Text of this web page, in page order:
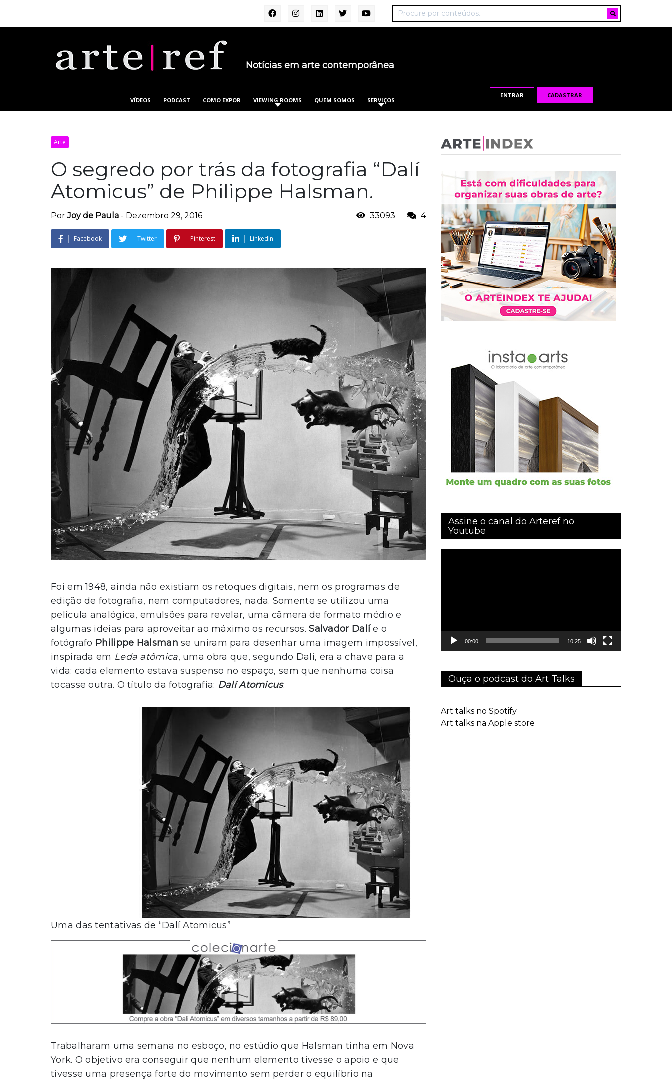
Notícias em arte contemporânea
VÍDEOS PODCAST COMO EXPOR VIEWING ROOMS QUEM SOMOS SERVIÇOS
ENTRAR CADASTRAR
Arte
O segredo por trás da fotografia “Dalí
Atomicus” de Philippe Halsman.
PorJoy de Paula - Dezembro 29, 2016 33093 4
Facebook Twitter Pinterest LinkedIn
Foi em 1948, ainda não existiam os retoques digitais, nem os programas de
edição de fotografia, nem computadores, nada. Somente se utilizou uma
película analógica, emulsões para revelar, uma câmera de formato médio e
algumas ideias para aproveitar ao máximo os recursos.Salvador Dalíe o
fotógrafo Philippe Halsman se uniram para desenhar uma imagem impossível,
inspirada em Leda atômica, uma obra que, segundo Dalí, era a chave para a
vida: cada elemento estava suspenso no espaço, sem que nenhuma coisa
tocasse outra. O título da fotografia: Dalí Atomicus.
Uma das tentativas de “Dalí Atomicus”
Trabalharam uma semana no esboço, no estúdio que Halsman tinha em Nova
York. O objetivo era conseguir que nenhum elemento tivesse o apoio e que
tivesse uma presença forte do movimento sem perder o equilíbrio na
Assine o canal do Arteref no
Youtube
00:00 10:25
Ouça o podcast do Art Talks
Art talks no Spotify
Art talks na Apple store
Você gosta de arte?
Escolha o perfil que você mais se identifica e receba notícias em primeira